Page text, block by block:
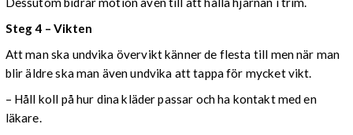
Steg 4 – Vikten
Att man ska undvika övervikt känner de flesta till men när man
blir äldre ska man även undvika att tappa för mycket vikt.
– Håll koll på hur dina kläder passar och ha kontakt med en
läkare.